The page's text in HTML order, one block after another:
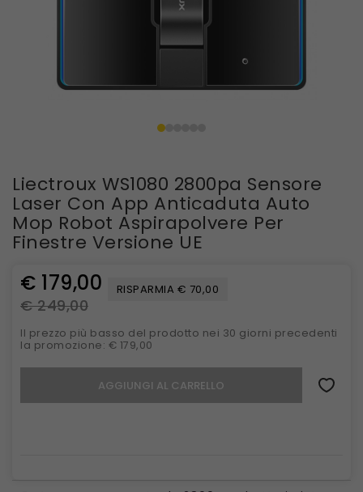
Liectroux WS1080 2800pa Sensore
Laser Con App Anticaduta Auto
Mop Robot Aspirapolvere Per
Finestre Versione UE
€ 179,00
€ 249,00
RISPARMIA € 70,00
Il prezzo più basso del prodotto nei 30 giorni precedenti
la promozione: € 179,00
AGGIUNGI AL CARRELLO